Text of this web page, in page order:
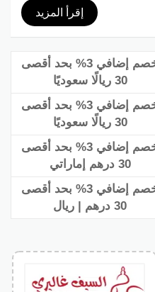
إقرأ المزيد
خصم إضافي 3% بحد أقصى
30 ريالًا سعوديًا
خصم إضافي 3% بحد أقصى
30 ريالًا سعوديًا
خصم إضافي 3% بحد أقصى
30 درهم إماراتي
خصم إضافي 3% بحد أقصى
30 درهم | ريال